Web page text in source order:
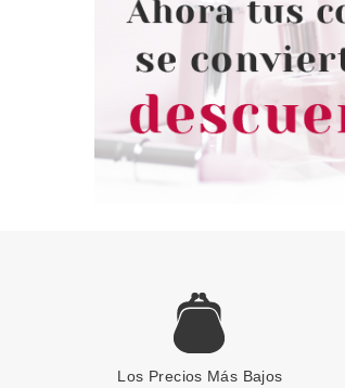
Los Precios Más Bajos